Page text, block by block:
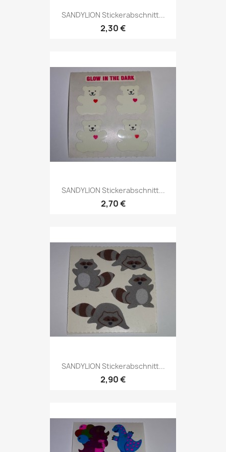
SANDYLION Stickerabschnitt...
2,30 €
SANDYLION Stickerabschnitt...
2,70 €
SANDYLION Stickerabschnitt...
2,90 €